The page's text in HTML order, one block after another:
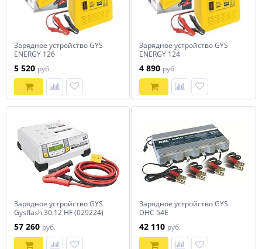
Зарядное устройство GYS
ENERGY 126
5 520 руб.
Зарядное устройство GYS
ENERGY 124
4 890 руб.
Зарядное устройство GYS
Gysflash 30.12 HF (029224)
57 260 руб.
Зарядное устройство GYS
DHC 54E
42 110 руб.